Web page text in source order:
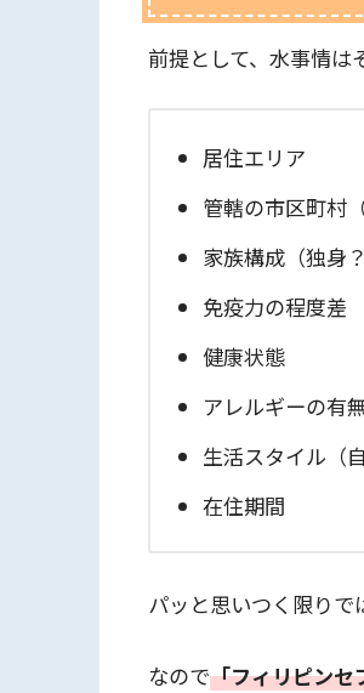
前提として、水事情は
居住エリア
管轄の市区町村
家族構成（独身
免疫力の程度差
健康状態
アレルギーの有
生活スタイル（
在住期間
パッと思いつく限りで
なので「フィリピン